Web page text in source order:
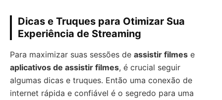
Dicas e Truques para Otimizar Sua
Experiência de Streaming
Para maximizar suas sessões de assistir filmes e
aplicativos de assistir filmes, é crucial seguir
algumas dicas e truques. Então uma conexão de
internet rápida e confiável é o segredo para uma